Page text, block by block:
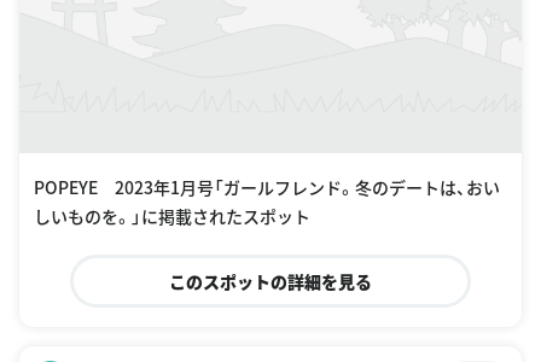
POPEYE 2023年1月号「ガールフレンド。冬のデートは、おい
しいものを。」に掲載されたスポット
このスポットの詳細を見る